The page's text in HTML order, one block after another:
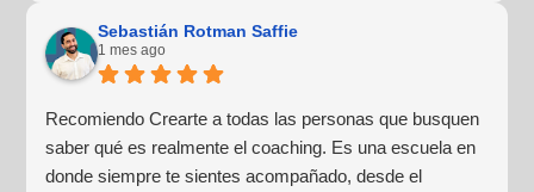
Sebastián Rotman Saffie
1 mes ago
Recomiendo Crearte a todas las personas que busquen
saber qué es realmente el coaching. Es una escuela en
donde siempre te sientes acompañado, desde el